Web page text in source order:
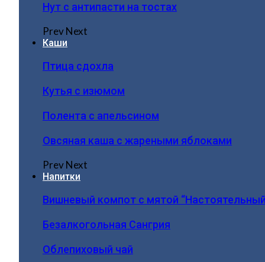
Нут с антипасти на тостах
PrevNext
Каши
Птица сдохла
Кутья с изюмом
Полента с апельсином
Овсяная каша с жареными яблоками
PrevNext
Напитки
Вишневый компот с мятой
Безалкогольная Сангрия
Облепиховый чай